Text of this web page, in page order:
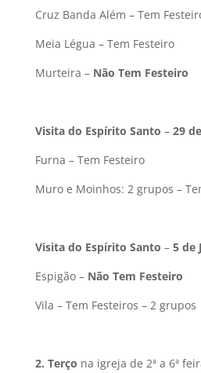
Cruz Banda Além – Tem
Meia Légua – Tem Festeiro
Murteira – Não Tem Festeiro
Visita do Espírito Santo – 29
Furna – Tem Festeiro
Muro e Moinhos: 2 grupos –
Visita do Espírito Santo – 5 de
Espigão – Não Tem Festeiro
Vila – Tem Festeiros – 2 grupos
2. Terço na igreja de 2ª a 6ª